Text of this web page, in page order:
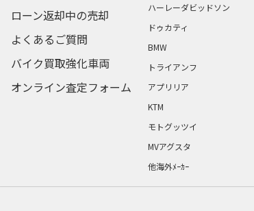
ローン返却中の売却
よくあるご質問
バイク買取強化車両
オンライン査定フォーム
ハーレーダビッドソン
ドゥカティ
BMW
トライアンフ
アプリリア
KTM
モトグッツイ
MVアグスタ
他海外ﾒｰｶｰ